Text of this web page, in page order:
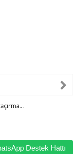
256bit
Destek Hattı